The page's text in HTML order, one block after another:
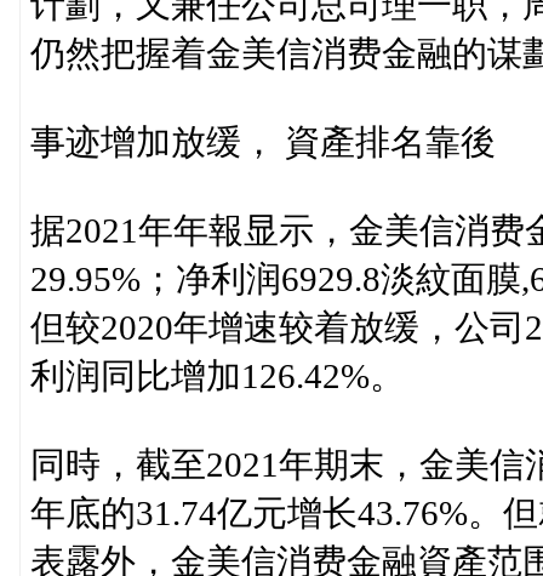
仍然把握着金美信消费金融的谋
事迹增加放缓， 資產排名靠後
据2021年年報显示，金美信消
29.95%；净利润6929.8淡紋面
但较2020年增速较着放缓，公司
利润同比增加126.42%。
同時，截至2021年期末，金美
年底的31.74亿元增长43.76%。
表露外，金美信消费金融資產范